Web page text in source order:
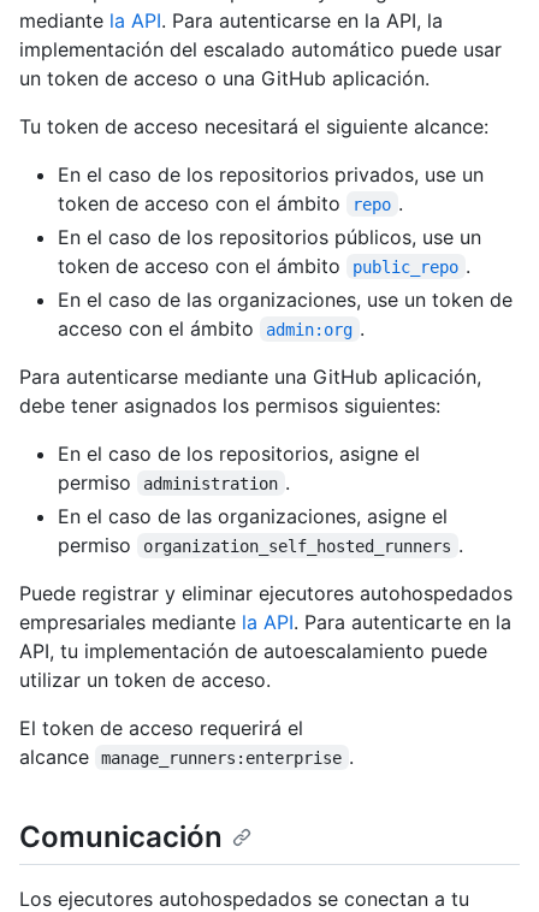
mediante la API. Para autenticarse en la API, la
implementación del escalado automático puede usar
un token de acceso o una GitHub aplicación.
Tu token de acceso necesitará el siguiente alcance:
En el caso de los repositorios privados, use un
token de acceso con el ámbito
repo .
En el caso de los repositorios públicos, use un
token de acceso con el ámbito
public_repo .
En el caso de las organizaciones, use un token de
acceso con el ámbito
admin:org .
Para autenticarse mediante una GitHub aplicación,
debe tener asignados los permisos siguientes:
En el caso de los repositorios, asigne el
permiso
administration .
En el caso de las organizaciones, asigne el
permiso
organization_self_hosted_runners .
Puede registrar y eliminar ejecutores autohospedados
empresariales mediante la API. Para autenticarte en la
API, tu implementación de autoescalamiento puede
utilizar un token de acceso.
El token de acceso requerirá el
alcance
manage_runners:enterprise .
Comunicación
Los ejecutores autohospedados se conectan a tu